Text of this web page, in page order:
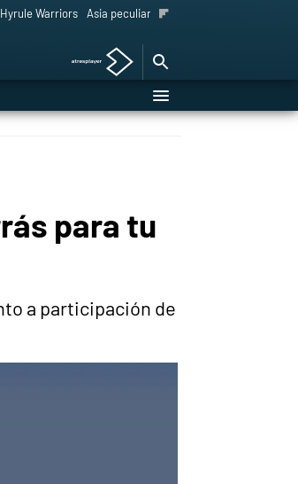
Hyrule Warriors Asia peculiar tradición
para tu
a participación de